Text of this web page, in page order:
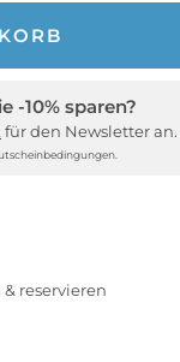
-10% sparen?
für den Newsletter an.
reservieren